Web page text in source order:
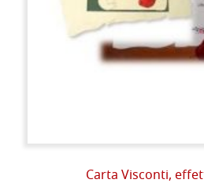
Carta Visconti,